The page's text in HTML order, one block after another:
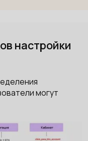
настройки
могут